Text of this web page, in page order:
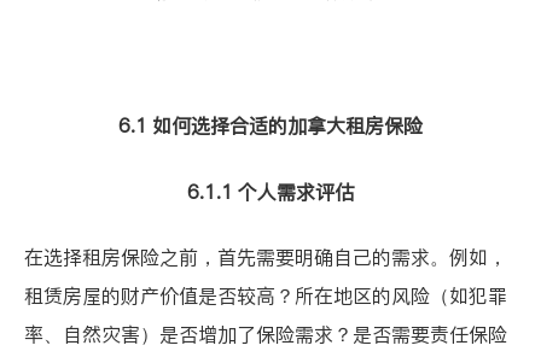
6.1 如何选择合适的加拿大租房保险
6.1.1 个人需求评估
在选择租房保险之前，首先需要明确自己的需求。例如，
租赁房屋的财产价值是否较高？所在地区的风险（如犯罪
率、自然灾害）是否增加了保险需求？是否需要责任保险